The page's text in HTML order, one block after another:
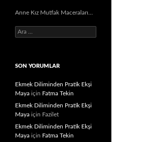
Anne Kız Mutfak Maceraları…
Arama:
SON YORUMLAR
Ekmek Diliminden Pratik Ekşi
Maya için Fatma Tekin
Ekmek Diliminden Pratik Ekşi
Maya için Fazilet
Ekmek Diliminden Pratik Ekşi
Maya için Fatma Tekin